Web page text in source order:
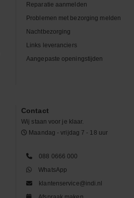
Reparatie aanmelden
Problemen met bezorging melden
Nachtbezorging
Links leveranciers
Aangepaste openingstijden
Contact
Wij staan voor je klaar.
Maandag - vrijdag 7 - 18 uur
088 0666 000
WhatsApp
klantenservice@indi.nl